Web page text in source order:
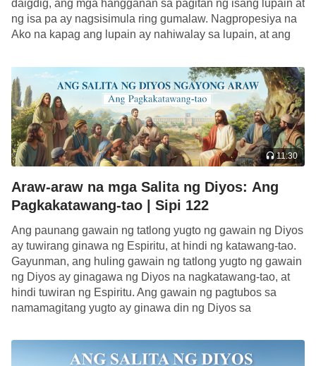
naniwala, at ang ilan ay hindi. Iyan lamang ang
naroon. Kaya ang matuwid noong kapanahunang
lamang mga makakarinig sa mga salita ng Diyos at
makakasunod sa mga utos ng Diyos. Sila ang mga
lingkod na nagpatupad ng mga salita ng Diyos sa
tao. Matatawag ba ang mga taong ito na
nakakakilala sa Diyos? Matatawag ba silang mga
taong ginawang perpekto ng Diyos? Hindi.
Samakatuwid, anuman ang kanilang bilang, sa mga
mata ng Diyos, karapat-dapat bang tawagin ang
matutuwid na taong ito bilang mga
pinagkakatiwalaan ng Diyos? Maaari ba silang
tawaging mga saksi ng Diyos? Tiyak na hindi! Sila
ay tiyak na hindi karapat-dapat tawaging mga
pinagkakatiwalaan at saksi ng Diyos. Kung gayon
Sa Bibliya, hanggang sa mga talata ng kasulatan na
daigdig, ang mga hangganan sa pagitan ng isang lupain at
ng isa pa ay nagsisimula ring gumalaw. Nagpropesiya na
Ako na kapag ang lupain ay nahiwalay sa lupain, at ang
11:30
Araw-araw na mga Salita ng Diyos: Ang
Pagkakatawang-tao | Sipi 122
Ang paunang gawain ng tatlong yugto ng gawain ng Diyos
ay tuwirang ginawa ng Espiritu, at hindi ng katawang-tao.
Gayunman, ang huling gawain ng tatlong yugto ng gawain
ng Diyos ay ginagawa ng Diyos na nagkatawang-tao, at
hindi tuwiran ng Espiritu. Ang gawain ng pagtubos sa
namamagitang yugto ay ginawa din ng Diyos sa